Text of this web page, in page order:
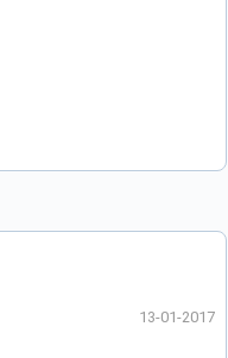
13-01-2017